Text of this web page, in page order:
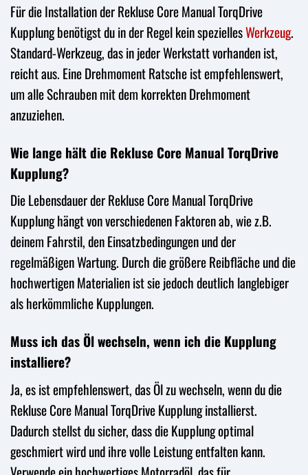
Für die Installation der Rekluse Core Manual TorqDrive
Kupplung benötigst du in der Regel kein speziellesWerkzeug.
Standard-Werkzeug, das in jeder Werkstatt vorhanden ist,
reicht aus. Eine Drehmoment Ratsche ist empfehlenswert,
um alle Schrauben mit dem korrekten Drehmoment
anzuziehen.
Wie lange hält die Rekluse Core Manual TorqDrive
Kupplung?
Die Lebensdauer der Rekluse Core Manual TorqDrive
Kupplung hängt von verschiedenen Faktoren ab, wie z.B.
deinem Fahrstil, den Einsatzbedingungen und der
regelmäßigen Wartung. Durch die größere Reibfläche und die
hochwertigen Materialien ist sie jedoch deutlich langlebiger
als herkömmliche Kupplungen.
Muss ich das Öl wechseln, wenn ich die Kupplung
installiere?
Ja, es ist empfehlenswert, das Öl zu wechseln, wenn du die
Rekluse Core Manual TorqDrive Kupplung installierst.
Dadurch stellst du sicher, dass die Kupplung optimal
geschmiert wird und ihre volle Leistung entfalten kann.